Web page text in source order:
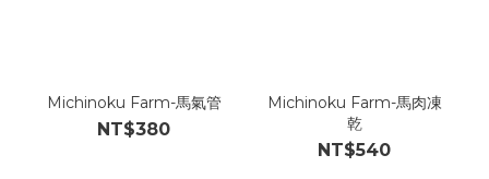
Michinoku Farm-馬氣管
NT$380
Michinoku Farm-馬肉凍
乾
NT$540